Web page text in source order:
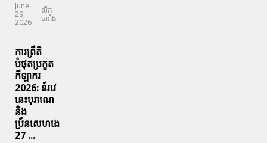
June
29,
2026
- លីក
បារាំង
ការព្រឹតិ
បំផុតប្រកួត
កីឡាករ
2026: ន័រវេ
នេះបុរាណេ
និង
ប្រ័នសេហងេ
27 ...